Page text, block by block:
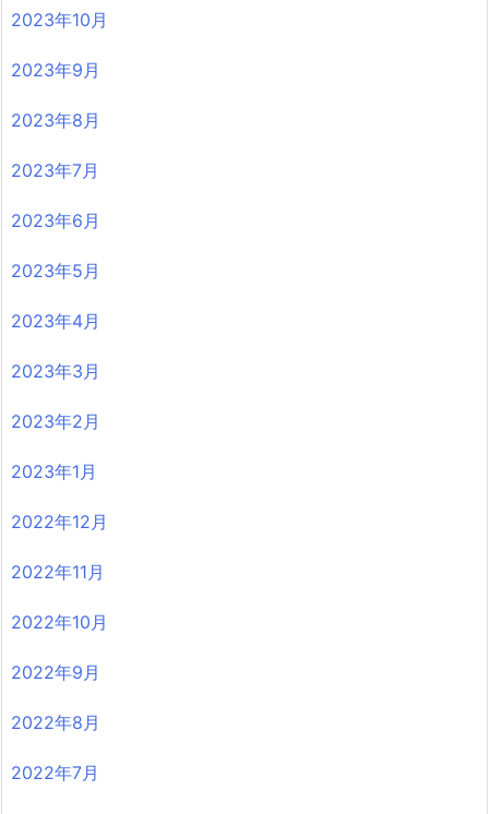
2023年10月
2023年9月
2023年8月
2023年7月
2023年6月
2023年5月
2023年4月
2023年3月
2023年2月
2023年1月
2022年12月
2022年11月
2022年10月
2022年9月
2022年8月
2022年7月